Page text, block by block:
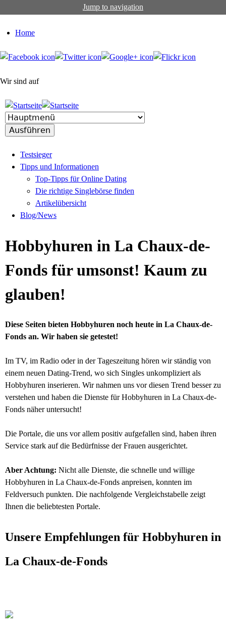
Jump to navigation
Home
Wir sind auf
Testsieger
Tipps und Informationen
Top-Tipps für Online Dating
Die richtige Singlebörse finden
Artikelübersicht
Blog/News
Hobbyhuren in La Chaux-de-
Fonds für umsonst! Kaum zu
glauben!
Diese Seiten bieten Hobbyhuren noch heute in La Chaux-de-
Fonds an. Wir haben sie getestet!
Im TV, im Radio oder in der Tageszeitung hören wir ständig von
einem neuen Dating-Trend, wo sich Singles unkompliziert als
Hobbyhuren inserieren. Wir nahmen uns vor diesen Trend besser zu
verstehen und haben die Dienste für Hobbyhuren in La Chaux-de-
Fonds näher untersucht!
Die Portale, die uns vor allem positiv aufgefallen sind, haben ihren
Service stark auf die Bedürfnisse der Frauen ausgerichtet.
Aber Achtung: Nicht alle Dienste, die schnelle und willige
Hobbyhuren in La Chaux-de-Fonds anpreisen, konnten im
Feldversuch punkten. Die nachfolgende Vergleichstabelle zeigt
Ihnen die beliebtesten Portale.
Unsere Empfehlungen für Hobbyhuren in
La Chaux-de-Fonds